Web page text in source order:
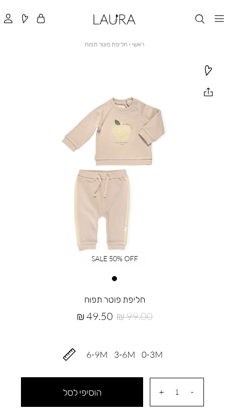
ראשי ראשי
חליפת פוטר תפוח
חליפת פוטר תפוח
מחיר
49.50 ₪
מחיר
99.00 ₪
0-3M
3-6M
6-9M
הוסיפי לסל
SALE 50% OFF